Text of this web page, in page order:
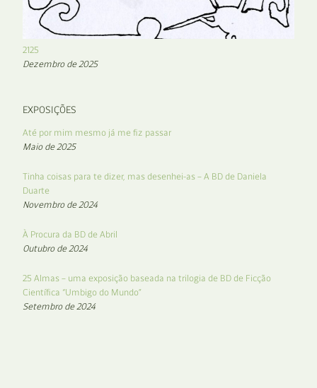
2125
Dezembro de 2025
EXPOSIÇÕES
Até por mim mesmo já me fiz passar
Maio de 2025
Tinha coisas para te dizer, mas desenhei-as – A BD de Daniela
Duarte
Novembro de 2024
À Procura da BD de Abril
Outubro de 2024
25 Almas – uma exposição baseada na trilogia de BD de Ficção
Científica “Umbigo do Mundo”
Setembro de 2024